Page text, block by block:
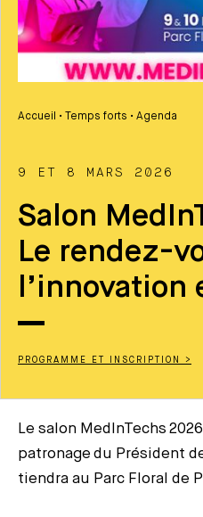
Accueil • Temps forts • Agenda
9 ET 8 MARS 2026
Salon
Le rendez-
l’innovation
PROGRAMME ET INSCRIPTION >
Le salon MedInTechs
patronage du Président
tiendra au Parc Floral de